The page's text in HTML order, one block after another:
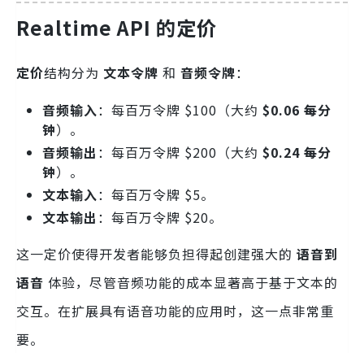
Realtime API 的定价
定价结构分为 文本令牌 和 音频令牌：
音频输入：每百万令牌 $100（大约 $0.06 每分
钟）。
音频输出 ：每百万令牌 $200（大约 $0.24 每分
钟）。
文本输入：每百万令牌 $5。
文本输出 ：每百万令牌 $20。
这一定价使得开发者能够负担得起创建强大的 语音到
语音 体验，尽管音频功能的成本显著高于基于文本的
交互。在扩展具有语音功能的应用时，这一点非常重
要。